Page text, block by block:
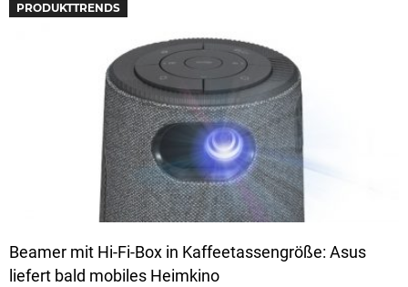
PRODUKTTRENDS
Beamer mit Hi-Fi-Box in Kaffeetassengröße: Asus
liefert bald mobiles Heimkino